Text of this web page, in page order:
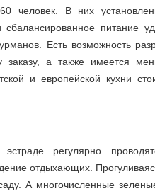
человек. В них
сбалансированное питание
Есть возможность
заказу, а также имеется
и европейской кухни
регулярно
отдыхающих.
А многочисленные